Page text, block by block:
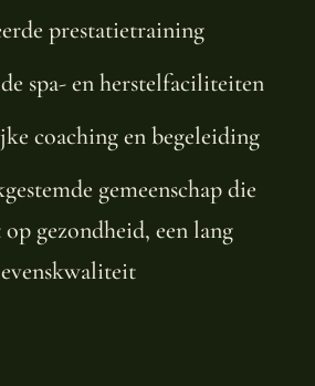
prestatietraining
spa- en herstelfaciliteiten
coaching en begeleiding
gemeenschap die
gezondheid, een lang